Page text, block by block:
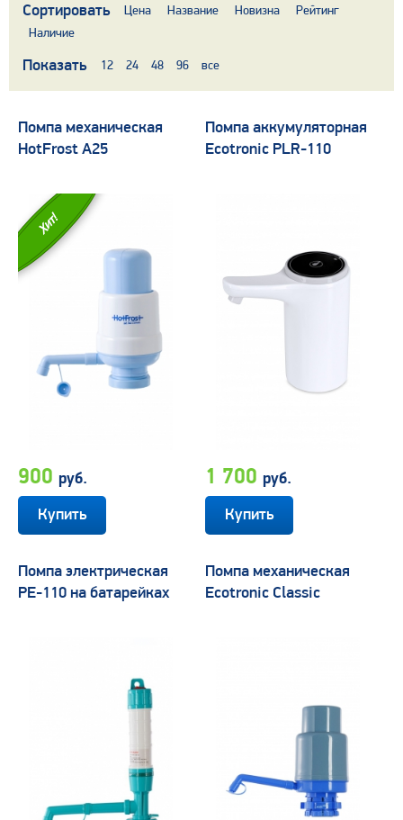
Сортировать Цена Название Новизна
Рейтинг
Наличие
Показать 12 24 48 96 все
Помпа механическая
HotFrost А25
Хит!
900 руб.
Помпа аккумуляторная
Ecotronic PLR-110
1 700 руб.
Помпа электрическая
PE-110 на батарейках
Помпа механическая
Ecotronic Classic